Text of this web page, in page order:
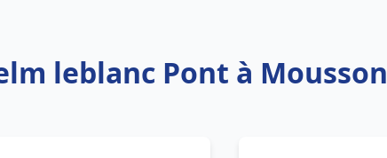
leblanc Pont à Mousson